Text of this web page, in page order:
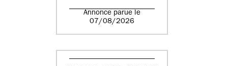
Annonce parue le
07/08/2026